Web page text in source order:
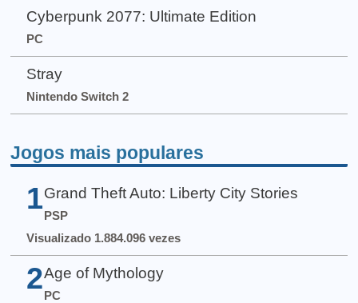
Cyberpunk 2077: Ultimate Edition
PC
Stray
Nintendo Switch 2
Jogos mais populares
1 Grand Theft Auto: Liberty City Stories
PSP
Visualizado 1.884.096 vezes
2 Age of Mythology
PC